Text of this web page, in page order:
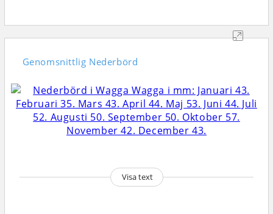
Genomsnittlig Nederbörd
Visa text